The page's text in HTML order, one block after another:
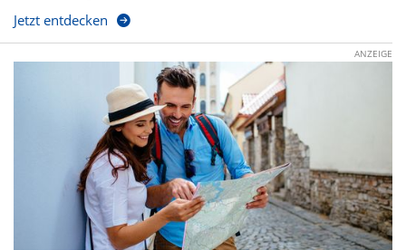
Jetzt entdecken
ANZEIGE